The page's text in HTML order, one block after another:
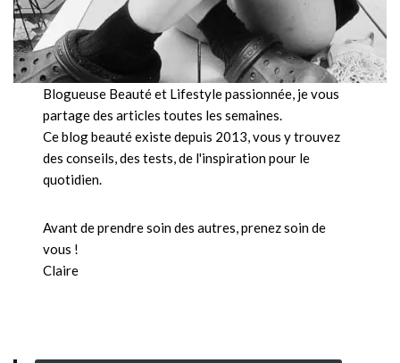
Blogueuse Beauté et Lifestyle passionnée, je vous
partage des articles toutes les semaines.
Ce blog beauté existe depuis 2013, vous y trouvez
des conseils, des tests, de l'inspiration pour le
quotidien.
Avant de prendre soin des autres, prenez soin de
vous !
Claire